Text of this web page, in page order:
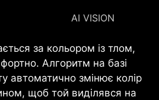
AI VISION
за кольором із тлом,
Алгоритм на базі
автоматично змінює колір
щоб той виділявся на
AI Vision може не тільки
в темних областях, але й
яскравість і насиченість
кольорів..